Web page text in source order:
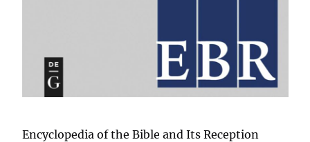
Encyclopedia of the Bible and Its Reception